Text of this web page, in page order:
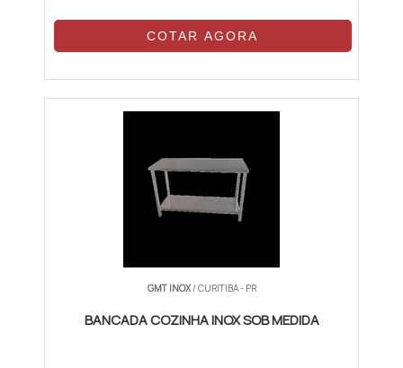
COTAR AGORA
GMT INOX/ CURITIBA - PR
BANCADA COZINHA INOX SOB MEDIDA